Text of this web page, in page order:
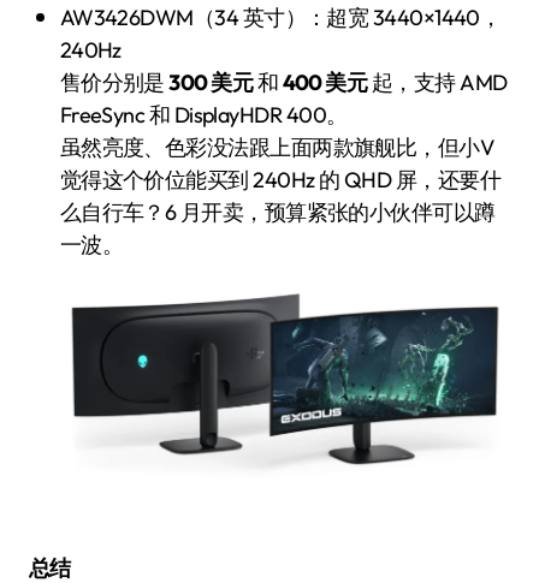
AW3426DWM（34 英寸）：超宽 3440×1440，
240Hz
售价分别是300 美元和400 美元起，支持 AMD
FreeSync 和 DisplayHDR 400。
虽然亮度、色彩没法跟上面两款旗舰比，但小V
觉得这个价位能买到 240Hz 的 QHD 屏，还要什
么自行车？6 月开卖，预算紧张的小伙伴可以蹲
一波。
总结